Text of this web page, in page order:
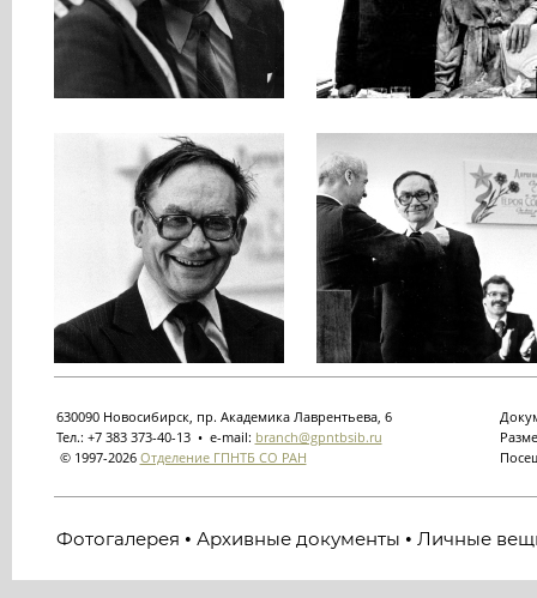
630090 Новосибирск, пр. Академика Лаврентьева, 6
Тел.: +7 383 373-40-13 • e-mail: branch@gpntbsib.ru
© 1997-2026 Отделение ГПНТБ СО РАН
Фотогалерея • Архивные документы • Личные